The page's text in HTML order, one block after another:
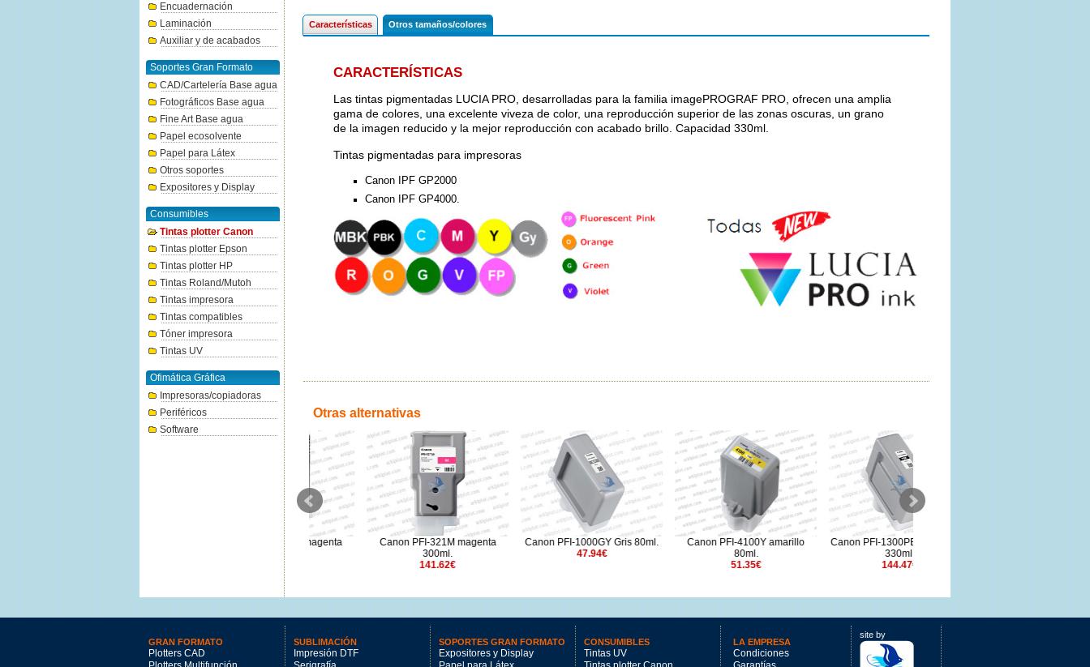
Encuadernación
Laminación
Auxiliar y de acabados
Soportes Gran Formato
CAD/Cartelería Base agua
Fotográficos Base agua
Fine Art Base agua
Papel ecosolvente
Papel para Látex
Otros soportes
Expositores y Display
Consumibles
Tintas plotter Canon
Tintas plotter Epson
Tintas plotter HP
Tintas Roland/Mutoh
Tintas impresora
Tintas compatibles
Tóner impresora
Tintas UV
Ofimática Gráfica
Impresoras/copiadoras
Periféricos
Software
Características Otros tamaños/colores
CARACTERÍSTICAS
Las tintas pigmentadas LUCIA PRO, desarrolladas para la familia imagePROGRAF PRO, ofrecen una amplia
gama de colores, una excelente viveza de color, una reproducción superior de las zonas oscuras, un grano
de la imagen reducido y la mejor reproducción con acabado brillo. Capacidad 330ml.
Tintas pigmentadas para impresoras
Canon IPF GP2000
Canon IPF GP4000.
Otras alternativas
Canon PFI-120M magenta
Canon PFI-321M magenta
Canon PFI-1000GY Gris 80ml.
Canon PFI-4100Y amarillo
Canon PFI-1300PBK negro foto
GRAN FORMATO
Plotters CAD
SUBLIMACIÓN
Impresión DTF
SOPORTES GRAN FORMATO
Expositores y Display
CONSUMIBLES
Tintas UV
LA EMPRESA
Condiciones
site by